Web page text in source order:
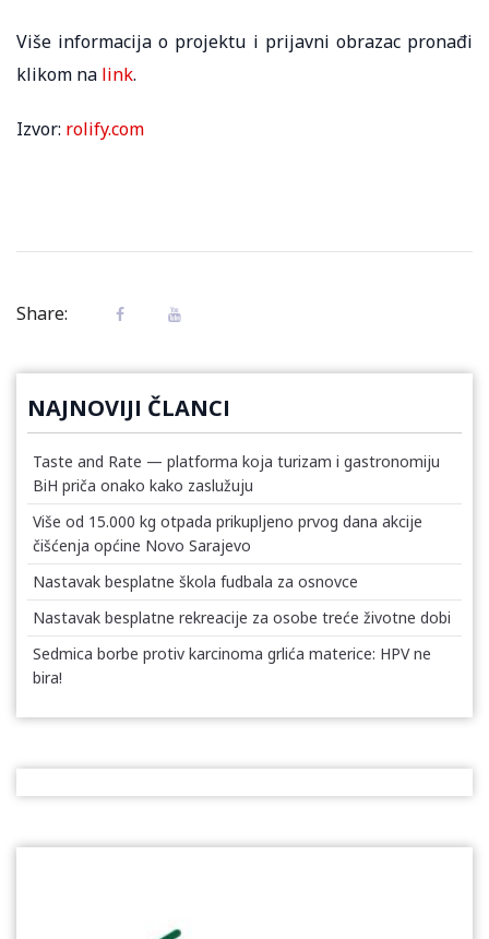
Više informacija o projektu i prijavni obrazac pronađi
klikom na link.
Izvor: rolify.com
Share:
NAJNOVIJI ČLANCI
Taste and Rate — platforma koja turizam i gastronomiju
BiH priča onako kako zaslužuju
Više od 15.000 kg otpada prikupljeno prvog dana akcije
čišćenja općine Novo Sarajevo
Nastavak besplatne škola fudbala za osnovce
Nastavak besplatne rekreacije za osobe treće životne dobi
Sedmica borbe protiv karcinoma grlića materice: HPV ne
bira!